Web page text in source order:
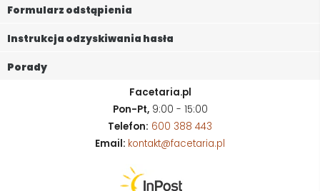
Formularz odstąpienia
Instrukcja odzyskiwania hasła
Porady
Facetaria.pl
Pon-Pt,9:00 - 15:00
Telefon: 600 388 443
Email: kontakt@facetaria.pl